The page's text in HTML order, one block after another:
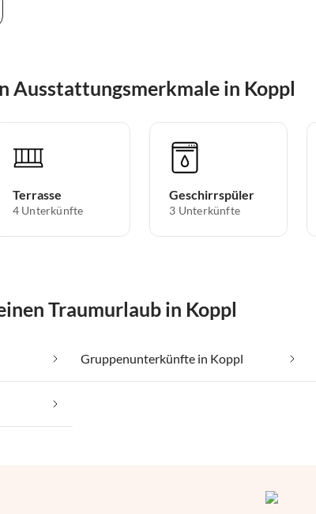
Ausstattungsmerkmale in Koppl
Terrasse
4 Unterkünfte
Geschirrspüler
3 Unterkünfte
Traumurlaub in Koppl
Gruppenunterkünfte in Koppl